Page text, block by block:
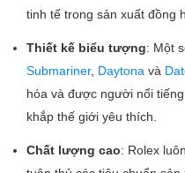
tinh tế trong sản xuất đồng
Thiết kế biểu tượng: Một
Submariner, Daytona và
hóa và được người nổi
khắp thế giới yêu thích.
Chất lượng cao: Rolex